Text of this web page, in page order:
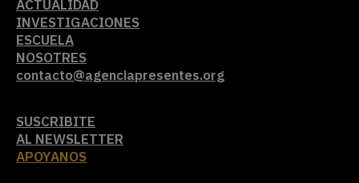
ACTUALIDAD
INVESTIGACIONES
ESCUELA
NOSOTRES
contacto@agenciapresentes.org
SUSCRIBITE
AL NEWSLETTER
APOYANOS